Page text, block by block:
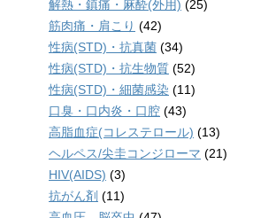
解熱・鎮痛・麻酔(外用) (25)
筋肉痛・肩こり (42)
性病(STD)・抗真菌 (34)
性病(STD)・抗生物質 (52)
性病(STD)・細菌感染 (11)
口臭・口内炎・口腔 (43)
高脂血症(コレステロール) (13)
ヘルペス/尖圭コンジローマ (21)
HIV(AIDS) (3)
抗がん剤 (11)